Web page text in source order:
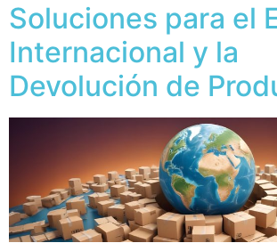
Soluciones para el
Internacional y la
Devolución de